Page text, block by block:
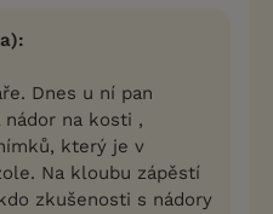
Dnes u ní pan
na kosti ,
který je v
Na kloubu zápěstí
zkušenosti s nádory